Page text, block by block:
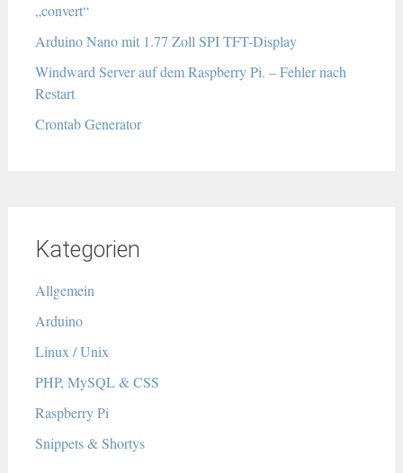
„convert“
Arduino Nano mit 1.77 Zoll SPI TFT-Display
Windward Server auf dem Raspberry Pi. – Fehler nach
Restart
Crontab Generator
Kategorien
Allgemein
Arduino
Linux / Unix
PHP, MySQL & CSS
Raspberry Pi
Snippets & Shortys